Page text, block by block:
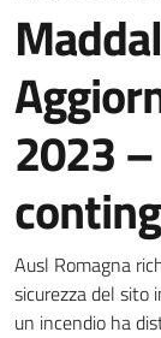
2023
Dettagli
Ausl Romagna
sicurezza del sito
un incendio ha